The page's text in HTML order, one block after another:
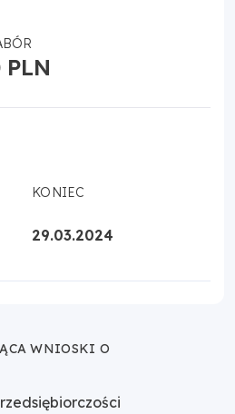
KONIEC
29.03.2024
WNIOSKI O